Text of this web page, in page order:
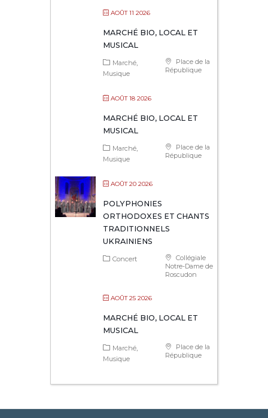
AOÛT 11 2026
MARCHÉ BIO, LOCAL ET
MUSICAL
Place de la
République
Marché
Musique
AOÛT 18 2026
MARCHÉ BIO, LOCAL ET
MUSICAL
Place de la
République
Marché
Musique
AOÛT 20 2026
POLYPHONIES
ORTHODOXES ET CHANTS
TRADITIONNELS
UKRAINIENS
Collégiale
Notre-Dame de
Roscudon
Concert
AOÛT 25 2026
MARCHÉ BIO, LOCAL ET
MUSICAL
Place de la
République
Marché
Musique